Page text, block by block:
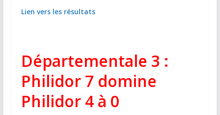
Lien vers les résultats
Départementale 3 :
Philidor 7 domine
Philidor 4 à 0